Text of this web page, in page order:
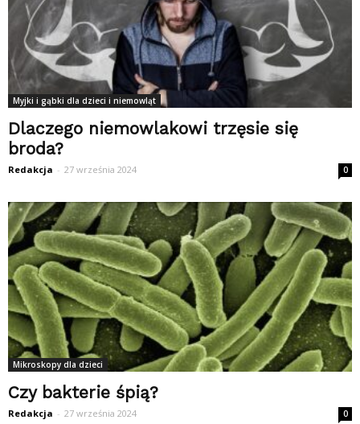
Myjki i gąbki dla dzieci i niemowląt
Dlaczego niemowlakowi trzęsie się
broda?
Redakcja - 27 września 2024 0
Mikroskopy dla dzieci
Czy bakterie śpią?
Redakcja - 27 września 2024 0